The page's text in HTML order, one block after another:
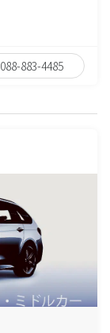
088-883-4485